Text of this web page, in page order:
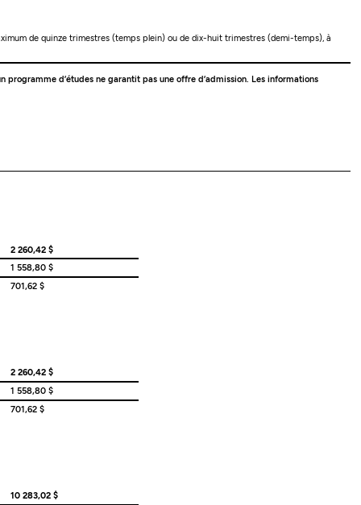
de quinze trimestres (temps plein) ou de dix-huit trimestres (demi-temps), à
d’études ne garantit pas une offre d’admission. Les informations
2 260,42 $
1 558,80 $
701,62 $
2 260,42 $
1 558,80 $
701,62 $
10 283,02 $